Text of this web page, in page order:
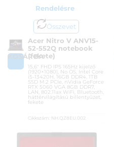
Rendelésre
Összevet
KOSÁRBA
Acer Nitro V ANV15-
52-552Q notebook
(fekete)
15,6″ FHD IPS 165Hz kijelző
(1920×1080), No OS, Intel Core
i5-13420H, 16GB DDR4, 1TB
SSD M.2 PCIe, nVidia GeForce
RTX 5060 VGA 8GB DDR7,
LAN, 802.11ax WiFi, Bluetooth,
háttérvilágítású billentyűzet,
fekete
Cikkszám: NH.QZ8EU.002
Gyártó:
Acer